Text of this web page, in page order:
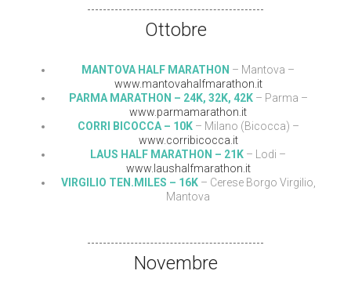
Ottobre
MANTOVA HALF MARATHON – Mantova –
www.mantovahalfmarathon.it
PARMA MARATHON – 24K, 32K, 42K– Parma –
www.parmamarathon.it
CORRI BICOCCA – 10K– Milano (Bicocca) –
www.corribicocca.it
LAUS HALF MARATHON – 21K – Lodi –
www.laushalfmarathon.it
VIRGILIO TEN.MILES – 16K– Cerese Borgo Virgilio,
Mantova
Novembre